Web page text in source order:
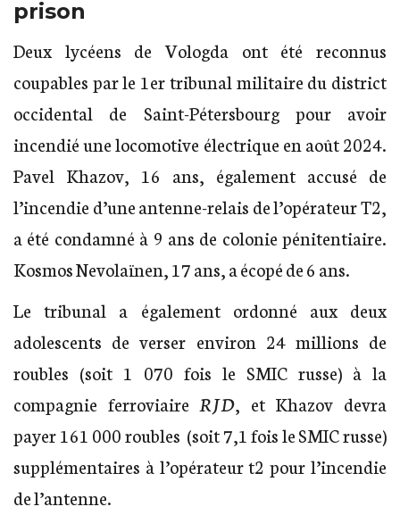
prison
Deux lycéens de Vologda ont été reconnus
coupables par le 1er tribunal militaire du district
occidental de Saint-Pétersbourg pour avoir
incendié une locomotive électrique en août 2024.
Pavel Khazov, 16 ans, également accusé de
l’incendie d’une antenne-relais de l’opérateur T2,
a été condamné à 9 ans de colonie pénitentiaire.
Kosmos Nevolaïnen, 17 ans, a écopé de 6 ans.
Le tribunal a également ordonné aux deux
adolescents de verser environ 24 millions de
roubles (soit 1 070 fois le SMIC russe) à la
compagnie ferroviaire RJD, et Khazov devra
payer 161 000 roubles (soit 7,1 fois le SMIC russe)
supplémentaires à l’opérateur t2 pour l’incendie
de l’antenne.